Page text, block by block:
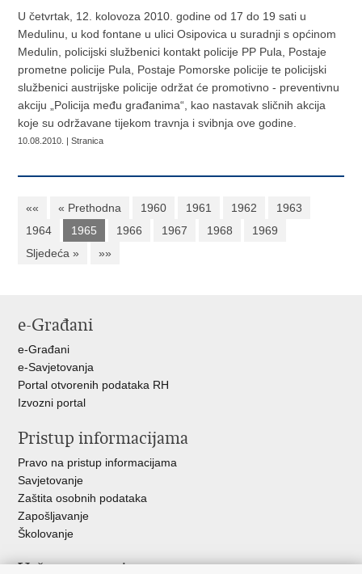
U četvrtak, 12. kolovoza 2010. godine od 17 do 19 sati u
Medulinu, u kod fontane u ulici Osipovica u suradnji s općinom
Medulin, policijski službenici kontakt policije PP Pula, Postaje
prometne policije Pula, Postaje Pomorske policije te policijski
službenici austrijske policije održat će promotivno - preventivnu
akciju „Policija među građanima“, kao nastavak sličnih akcija
koje su održavane tijekom travnja i svibnja ove godine.
10.08.2010. | Stranica
«« « Prethodna 1960 1961 1962
1963
1964
1965 1966 1967 1968
1969
Sljedeća »
»»
e-Građani
e-Građani
e-Savjetovanja
Portal otvorenih podataka RH
Izvozni portal
Pristup informacijama
Pravo na pristup informacijama
Savjetovanje
Zaštita osobnih podataka
Zapošljavanje
Školovanje
Važne poveznice